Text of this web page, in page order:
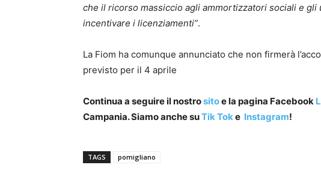
che il ricorso massiccio agli ammortizzatori sociali e
incentivare i licenziamenti”.
La Fiom ha comunque annunciato che non firmerà
previsto per il 4 aprile
Continua a seguire il nostrositoe la pagina Facebook
Campania. Siamo anche suTik Toke Instagram!
TAGS pomigliano